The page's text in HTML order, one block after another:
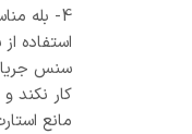
4- بله
استفاده
سنس
کار نکند
مانع